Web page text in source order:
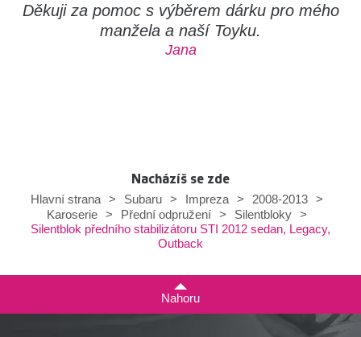
Děkuji za pomoc s výběrem dárku pro mého
manžela a naší Toyku.
Jana
Nacházíš se zde
Hlavní strana
> Subaru > Impreza > 2008-2013
>
Karoserie
> Přední odpružení > Silentbloky
>
Silentblok předního stabilizátoru STI 2012 sedan, Legacy,
Outback
Nahoru